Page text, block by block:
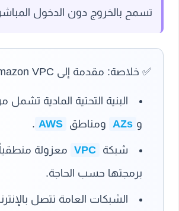
تسمح بالخروج دون الدخول
✅ خلاصة: مقدمة إلى Amazon VPC
البنية التحتية المادية تشمل
و AZs ومناطق AWS
.
شبكة VPC معزولة
برمجتها حسب الحاجة.
الشبكات العامة تتصل